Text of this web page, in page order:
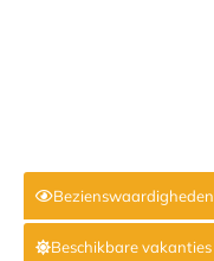
Bezienswaardigheden
Beschikbare vakanties